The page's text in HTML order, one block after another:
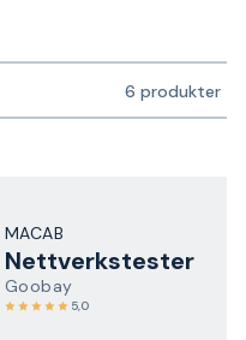
6 produkter
MACAB
Nettverkstester
Goobay
5,0